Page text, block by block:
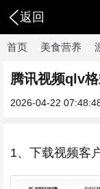
返回
首页 美食营养
腾讯视频qlv
2026-04-22
1、下载视频客